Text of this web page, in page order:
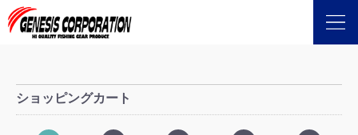
ショッピングカート